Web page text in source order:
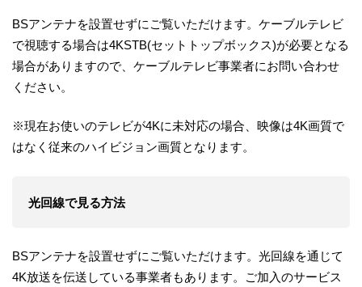
BSアンテナを設置せずにご覧いただけます。ケーブルテレビ
で視聴する場合は4KSTB(セットトップボックス)が必要となる
場合がありますので、ケーブルテレビ事業者にお問い合わせ
ください。
※現在お使いのテレビが4Kに未対応の場合、映像は4K画質で
はなく従来のハイビジョン画質となります。
光回線で見る方法
BSアンテナを設置せずにご覧いただけます。光回線を通じて
4K放送を伝送している事業者もあります。ご加入のサービス